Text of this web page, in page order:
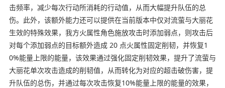
击频率，减少每次行动所消耗的行动值，从而大幅提升队伍的总
伤。此外，该额外能力还可以提供在当前版本中仅对流萤与大丽花
生效的特殊效果，我方火属性角色施放攻击时添加弱点，则攻击后
对每个添加弱点的目标额外造成 20 点火属性固定削韧，并恢复1
0%能量上限的能量，该效果通过强化固定削韧效果，提升了流萤与
大丽花单次攻击造成的削韧值，从而转化为对应的超击破伤害，提
升队伍的总伤，并通过每次攻击恢复10%能量上限的能量的效果，